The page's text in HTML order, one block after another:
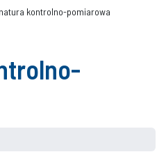
kontrolno-pomiarowa